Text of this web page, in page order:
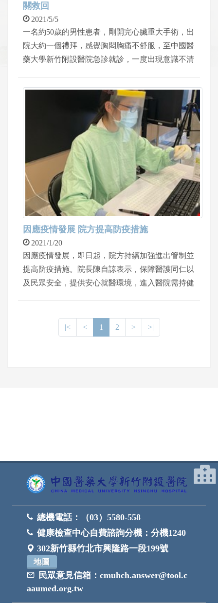
關救回
2021/5/5
一名約50歲的男性患者，剛開完心臟重大手術，出
院大約一個禮拜，感覺胸悶胸痛不舒服，至中國醫
藥大學新竹附設醫院急診就診，一度出現意識不清
檢查，在抽血報告還沒出來前，根據臨床經驗判
斷，立刻給予降血鉀和抗心律不整的藥物，經過約
30分鐘，患者慢慢恢復意識，從鬼門關走一回，開
口第一句話就說「謝謝醫師，你救了我。」
因應疫情發展 院方提高防疫措施
2021/1/20
因應疫情發展，即日起，院方持續加強進出管制並
提高防疫措施。院長陳自諒表示，保障醫護同仁以
及民眾安全，提供安心就醫環境，進入醫院需持健
|< < 1 2 > >|
總機電話：
（03）5580-558
健康檢查中心自費諮詢分機： 分機1240
302新竹縣竹北市興隆路一段199號
地圖
民眾意見信箱： cmuhch.answer@tool.c
aaumed.org.tw